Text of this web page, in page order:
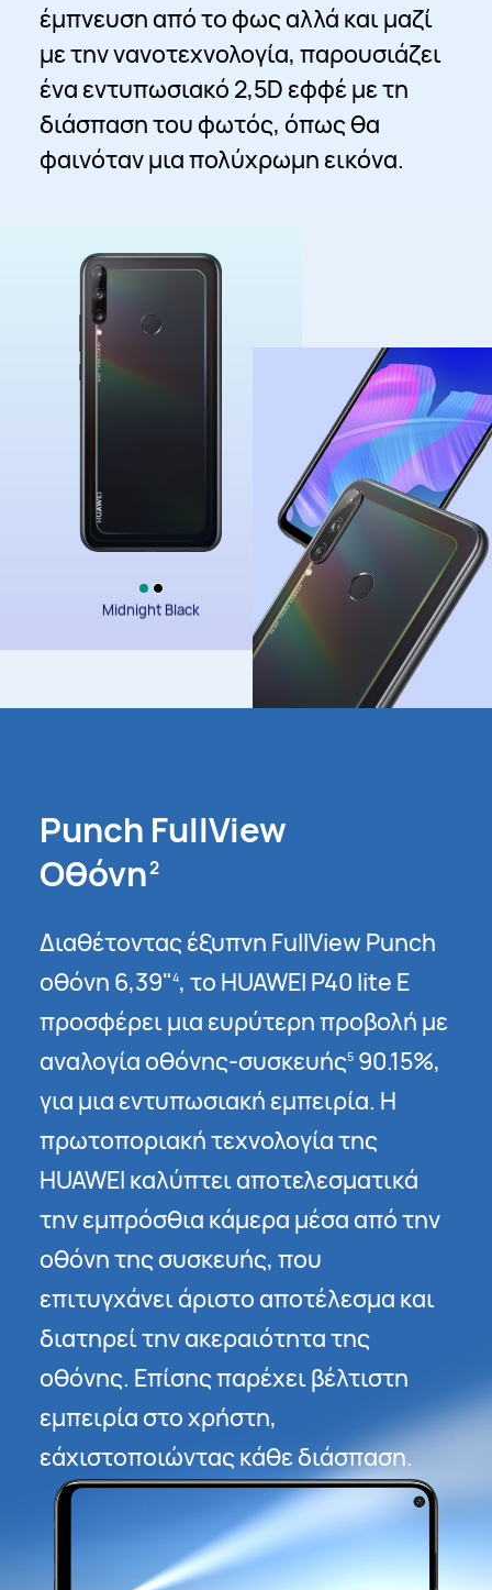
έμπνευση από το φως αλλά και μαζί
με την νανοτεχνολογία, παρουσιάζει
ένα εντυπωσιακό 2,5D εφφέ με τη
διάσπαση του φωτός, όπως θα
φαινόταν μια πολύχρωμη εικόνα.
Aurora Blue
Midnight Black
Punch FullView
Οθόνη2
Διαθέτοντας έξυπνη FullView Punch
οθόνη 6,39"4, το HUAWEI P40 lite E
προσφέρει μια ευρύτερη προβολή με
αναλογία οθόνης-συσκευής590.15%,
για μια εντυπωσιακή εμπειρία. Η
πρωτοποριακή τεχνολογία της
HUAWEI καλύπτει αποτελεσματικά
την εμπρόσθια κάμερα μέσα από την
οθόνη της συσκευής, που
επιτυγχάνει άριστο αποτέλεσμα και
διατηρεί την ακεραιότητα της
οθόνης. Επίσης παρέχει βέλτιστη
εμπειρία στο χρήστη,
εάχιστοποιώντας κάθε διάσπαση.